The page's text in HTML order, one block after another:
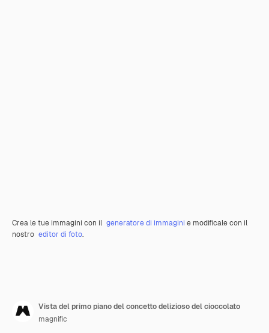
Crea le tue immagini con il generatore di immagini e modificale con il
nostro editor di foto.
Vista del primo piano del concetto delizioso del cioccolato
magnific